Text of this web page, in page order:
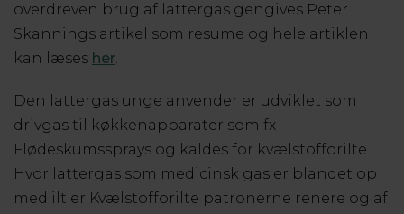
overdreven brug af lattergas gengives Peter
Skannings artikel som resume og hele artiklen
kan læses her.
Den lattergas unge anvender er udviklet som
drivgas til køkkenapparater som fx
Flødeskumssprays og kaldes for kvælstofforilte.
Hvor lattergas som medicinsk gas er blandet op
med ilt er Kvælstofforilte patronerne renere og af